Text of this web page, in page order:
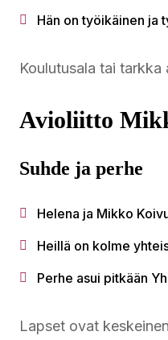
Hän on työikäinen ja
Koulutusala tai
Avioliitto
Suhde ja perhe
Helena ja Mikko
Heillä on kolme
Perhe asui pitkään
Lapset ovat